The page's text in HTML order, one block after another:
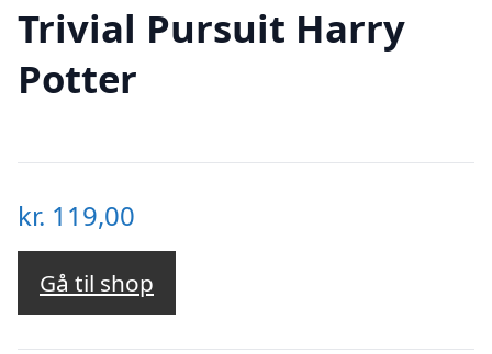
Trivial Pursuit Harry
Potter
kr. 119,00
Gå til shop